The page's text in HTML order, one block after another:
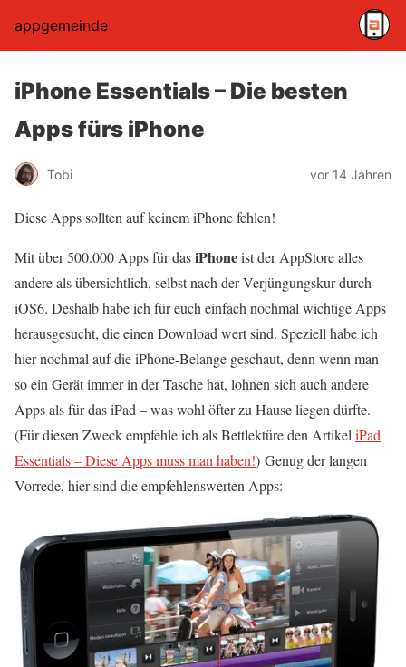
appgemeinde
iPhone Essentials – Die besten
Apps fürs iPhone
Tobi vor 14 Jahren
Diese Apps sollten auf keinem iPhone fehlen!
Mit über 500.000 Apps für dasiPhoneist der AppStore alles
andere als übersichtlich, selbst nach der Verjüngungskur durch
iOS6. Deshalb habe ich für euch einfach nochmal wichtige Apps
herausgesucht, die einen Download wert sind. Speziell habe ich
hier nochmal auf die iPhone-Belange geschaut, denn wenn man
so ein Gerät immer in der Tasche hat, lohnen sich auch andere
Apps als für das iPad – was wohl öfter zu Hause liegen dürfte.
(Für diesen Zweck empfehle ich als Bettlektüre den Artikel iPad
Essentials – Diese Apps muss man haben!) Genug der langen
Vorrede, hier sind die empfehlenswerten Apps: